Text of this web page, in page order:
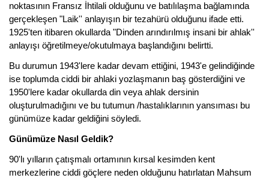
noktasının Fransız İhtilali olduğunu ve batılılaşma bağlamında
gerçekleşen "Laik'' anlayışın bir tezahürü olduğunu ifade etti.
1925'ten itibaren okullarda "Dinden arındırılmış insani bir ahlak''
anlayışı öğretilmeye/okutulmaya başlandığını belirtti.
Bu durumun 1943'lere kadar devam ettiğini, 1943'e gelindiğinde
ise toplumda ciddi bir ahlaki yozlaşmanın baş gösterdiğini ve
1950'lere kadar okullarda din veya ahlak dersinin
oluşturulmadığını ve bu tutumun /hastalıklarının yansıması bu
günümüze kadar geldiğini söyledi.
Günümüze Nasıl Geldik?
90'lı yılların çatışmalı ortamının kırsal kesimden kent
merkezlerine ciddi göçlere neden olduğunu hatırlatan Mahsum